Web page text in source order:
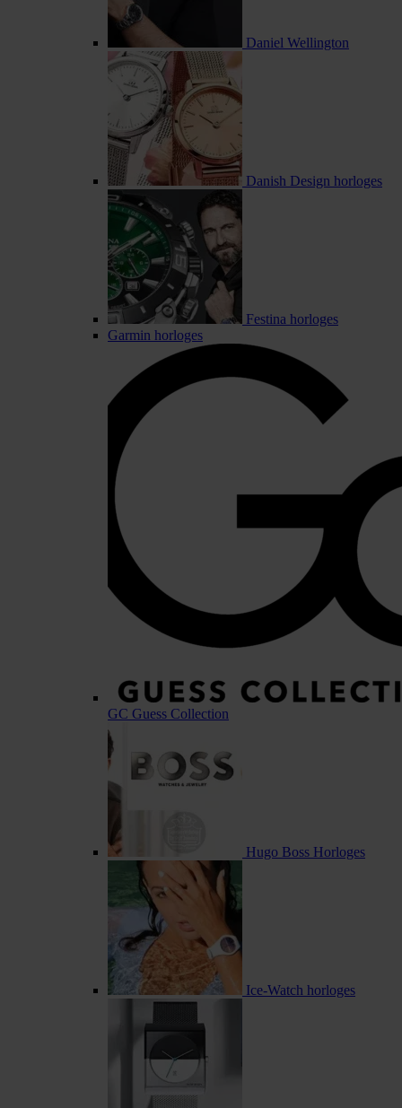
Daniel Wellington
Danish Design horloges
Festina horloges
Garmin horloges
GC Guess Collection
Hugo Boss Horloges
Ice-Watch horloges